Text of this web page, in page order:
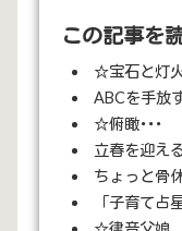
この記事を
☆宝石と灯
ABCを手放
☆俯瞰･･･
立春を迎え
ちょっと骨
「子育て占